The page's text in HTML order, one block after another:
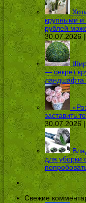
крупными и
рублей
30.07.2026
— секрет
ландшафта
заставить
30.07.2026
для уборки
Свежие